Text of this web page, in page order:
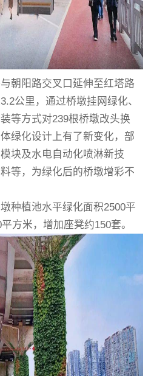
朝阳路交叉口延伸至红塔路
公里，通过桥墩挂网绿化、
等方式对239根桥墩改头换
绿化设计上有了新变化，部
块及水电自动化喷淋新技
等，为绿化后的桥墩增彩不
种植池水平绿化面积2500平
方米，增加座凳约150套。